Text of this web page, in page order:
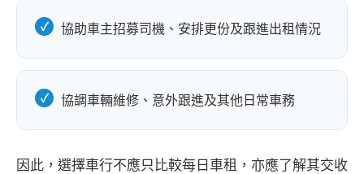
協助車主招募司機、安排更份及跟進出租情況
協調車輛維修、意外跟進及其他日常車務
因此，選擇車行不應只比較每日車租，亦應了解其交收